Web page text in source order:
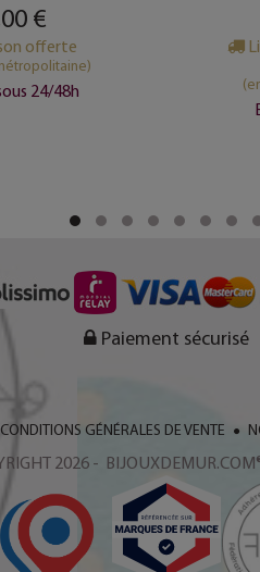
€
offerte
24/48h
Paiement sécurisé
CONDITIONS GÉNÉRALES DE VENTE
2026 -